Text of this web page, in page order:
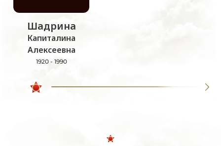
Шадрина
Капиталина
Алексеевна
1920 - 1990